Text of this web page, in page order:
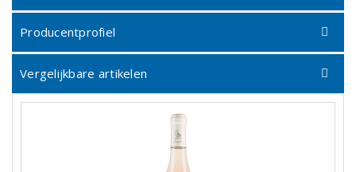
Producentprofiel
Vergelijkbare artikelen